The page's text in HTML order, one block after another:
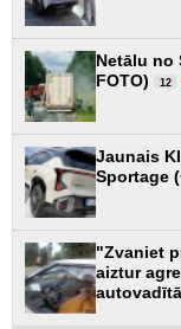
Netālu no
FOTO)
12
Jaunais
Sportage
"Zvaniet
aiztur